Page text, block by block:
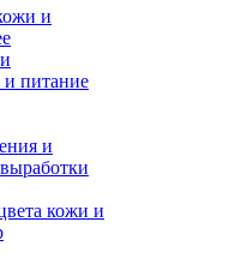
и
питание
и
кожи и